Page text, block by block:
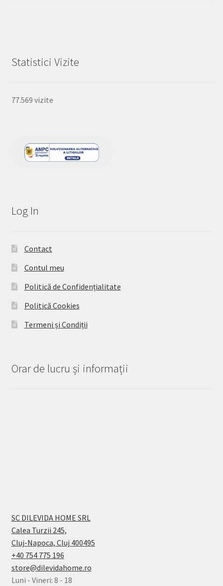
Statistici Vizite
77.569 vizite
Log In
Contact
Contul meu
Politică de Confidențialitate
Politică Cookies
Termeni și Condiții
Orar de lucru și informații
SC DILEVIDA HOME SRL
Calea Turzii 245,
Cluj-Napoca, Cluj 400495
+40 754 775 196
store@dilevidahome.ro
Luni - Vineri: 8 - 18